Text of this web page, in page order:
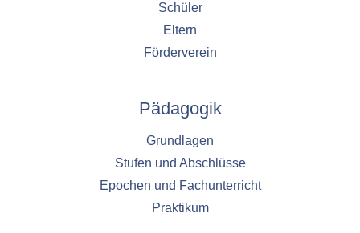
Schüler
Eltern
Förderverein
Pädagogik
Grundlagen
Stufen und Abschlüsse
Epochen und Fachunterricht
Praktikum